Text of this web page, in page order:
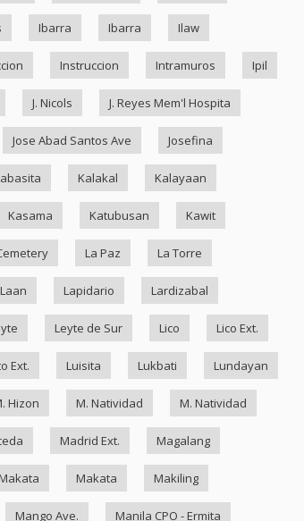
Ibarra Ibarra Ilaw
Instruccion Intramuros Ipil
J. Nicols J. Reyes Mem'l Hospita
Jose Abad Santos Ave Josefina
Kalakal Kalayaan
Kasama Katubusan Kawit
La Paz La Torre
Lapidario Lardizabal
Leyte de Sur Lico Lico Ext.
Ext. Luisita Lukbati Lundayan
Hizon M. Natividad M. Natividad
Madrid Ext. Magalang
Makata Makiling
Mango Ave. Manila CPO - Ermita